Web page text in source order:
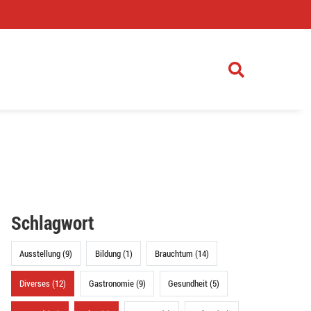
Schlagwort
Ausstellung (9) Bildung (1) Brauchtum (14)
Diverses (12) Gastronomie (9) Gesundheit (5)